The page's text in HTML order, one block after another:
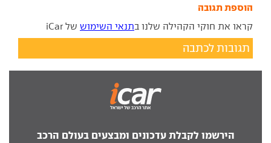
הוספת תגובה
קראו את חוקי הקהילה שלנו בתנאי השימוש של iCar
תגובות לכתבה
הירשמו לקבלת עדכונים ומבצעים בעולם הרכב